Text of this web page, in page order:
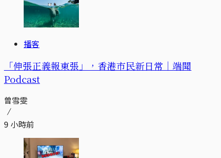
播客
「伸張正義報東張」，香港市民新日常｜端聞
Podcast
曾雪雯
9 小時前